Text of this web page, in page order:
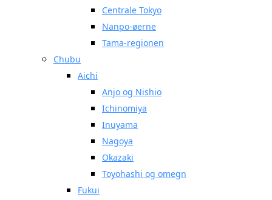
Centrale Tokyo
Nanpo-øerne
Tama-regionen
Chubu
Aichi
Anjo og Nishio
Ichinomiya
Inuyama
Nagoya
Okazaki
Toyohashi og omegn
Fukui